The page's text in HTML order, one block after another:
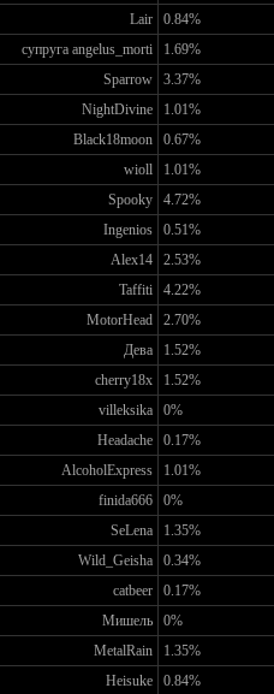
Lair
0.84%
супруга angelus_morti
1.69%
Sparrow
3.37%
NightDivine
1.01%
Black18moon
0.67%
wioll
1.01%
Spooky
4.72%
Ingenios
0.51%
Alex14
2.53%
Taffiti
4.22%
MotorHead
2.70%
Дева
1.52%
cherry18x
1.52%
villeksika
0%
Headache
0.17%
AlcoholExpress
1.01%
finida666
0%
SeLena
1.35%
Wild_Geisha
0.34%
catbeer
0.17%
Мишель
0%
MetalRain
1.35%
Heisuke
0.84%